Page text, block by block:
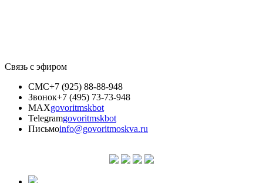
Связь с эфиром
СМС+7 (925) 88-88-948
Звонок+7 (495) 73-73-948
MAXgovoritmskbot
Telegramgovoritmskbot
Письмоinfo@govoritmoskva.ru